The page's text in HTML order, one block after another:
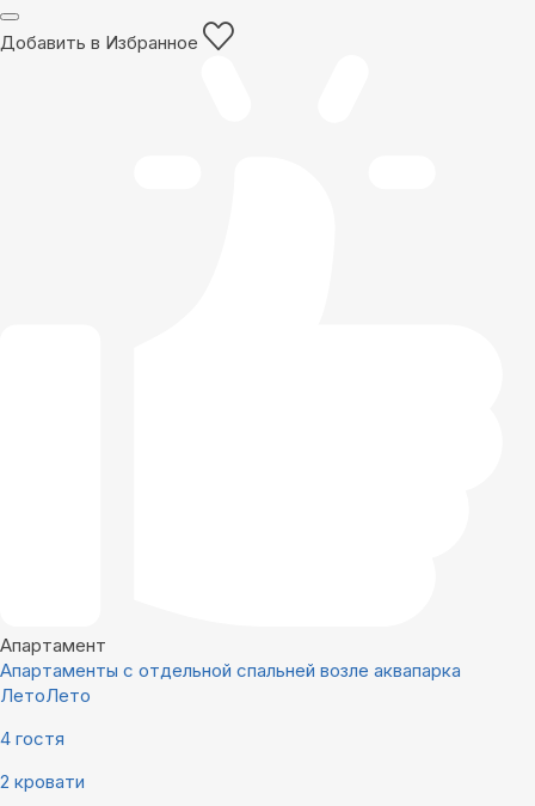
Добавить в Избранное
Апартамент
Апартаменты с отдельной спальней возле аквапарка
ЛетоЛето
4 гостя
2 кровати